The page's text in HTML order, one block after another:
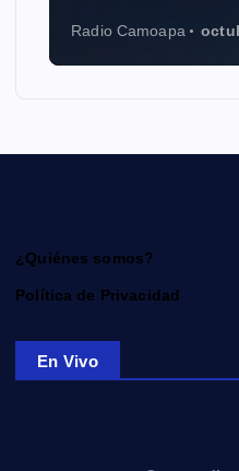
Radio Camoapa
¿Quiénes somos?
Política de Privacidad
En Vivo